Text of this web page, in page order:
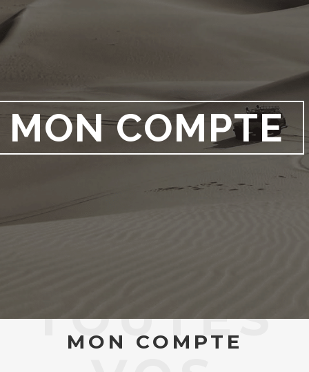
MON COMPTE
MON COMPTE
TOUTES